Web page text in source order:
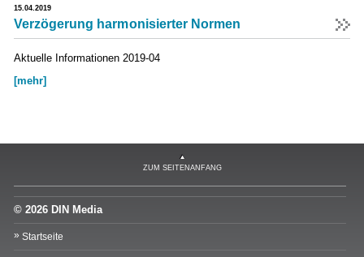
15.04.2019
Verzögerung harmonisierter Normen
Aktuelle Informationen 2019-04
[mehr]
ZUM SEITENANFANG
© 2026 DIN Media
Startseite